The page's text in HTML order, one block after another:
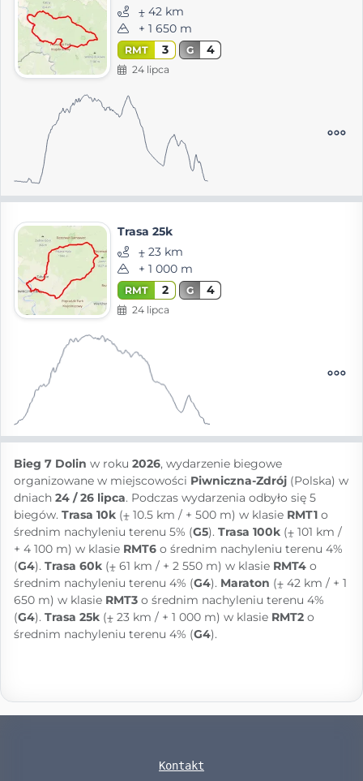
⨦ 42 km
+ 1 650 m
RMT 3 G 4
24 lipca
Trasa 25k
⨦ 23 km
+ 1 000 m
RMT 2 G 4
24 lipca
Bieg 7 Dolin w roku 2026, wydarzenie biegowe
organizowane w miejscowości Piwniczna-Zdrój (Polska) w
dniach 24 / 26 lipca. Podczas wydarzenia odbyło się 5
biegów. Trasa 10k (⨦ 10.5 km / + 500 m) w klasie RMT1 o
średnim nachyleniu terenu 5% (G5). Trasa 100k (⨦ 101 km /
+ 4 100 m) w klasie RMT6 o średnim nachyleniu terenu 4%
(G4). Trasa 60k (⨦ 61 km / + 2 550 m) w klasie RMT4 o
średnim nachyleniu terenu 4% (G4). Maraton (⨦ 42 km / + 1
650 m) w klasie RMT3 o średnim nachyleniu terenu 4%
(G4). Trasa 25k (⨦ 23 km / + 1 000 m) w klasie RMT2 o
średnim nachyleniu terenu 4% (G4).
Kontakt